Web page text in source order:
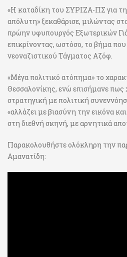
«Η καταδίκη του ΣΥΡΙΖΑ-ΠΣ για τη
απόλυτη» ξεκαθάρισε, μιλώντας
πρώην υφυπουργός Εξωτερικών
επικρίνοντας, ωστόσο, το βήμα
νεοναζιστικού Τάγματος Αζόφ.
«Μέγα πολιτικό ατόπημα» το
Θεσσαλονίκης, ενώ επισήμανε πως
στρατηγική με πολιτική
«αλλάζει με βιασύνη την εικόνα
στη διεθνή σκηνή, με αρνητικά
Παρακολουθήστε ολόκληρη την
Αμανατίδη: